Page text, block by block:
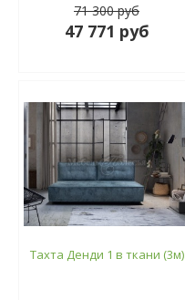
71 300 руб
47 771 руб
Тахта Денди 1 в ткани (3м)